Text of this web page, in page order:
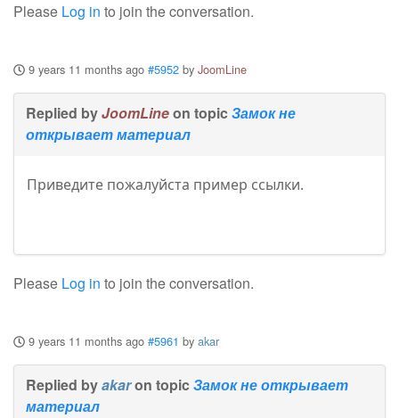
Please Log in to join the conversation.
9 years 11 months ago #5952 by JoomLine
Replied byJoomLineon topic Замок не
открывает материал
Приведите пожалуйста пример ссылки.
Please Log in to join the conversation.
9 years 11 months ago #5961 by akar
Replied byakaron topic Замок не открывает
материал